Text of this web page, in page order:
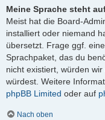
Meine Sprache steht
Meist hat die Board-
installiert oder niemand
übersetzt. Frage ggf.
Sprachpaket, das du
nicht existiert, würden
würdest. Weitere
phpBB Limited oder auf
Nach oben